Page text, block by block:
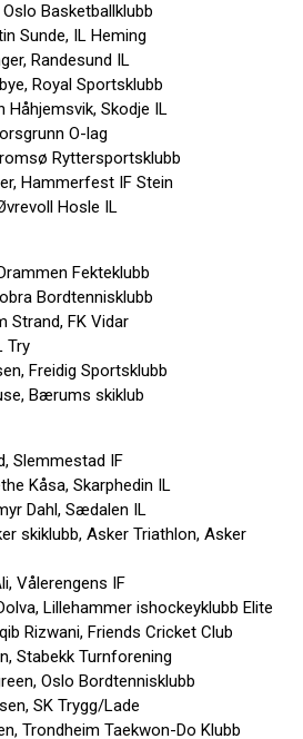
Basketballklubb
Sunde, IL Heming
Randesund IL
Royal Sportsklubb
Håhjemsvik, Skodje IL
O-lag
Ryttersportsklubb
Hammerfest IF Stein
Hosle IL
Fekteklubb
Bordtennisklubb
Strand, FK Vidar
Try
Freidig Sportsklubb
Bærums skiklub
Slemmestad IF
Kåsa, Skarphedin IL
Dahl, Sædalen IL
skiklubb, Asker Triathlon, Asker
Vålerengens IF
Lillehammer ishockeyklubb Elite
Rizwani, Friends Cricket Club
Stabekk Turnforening
Oslo Bordtennisklubb
SK Trygg/Lade
Trondheim Taekwon-Do Klubb